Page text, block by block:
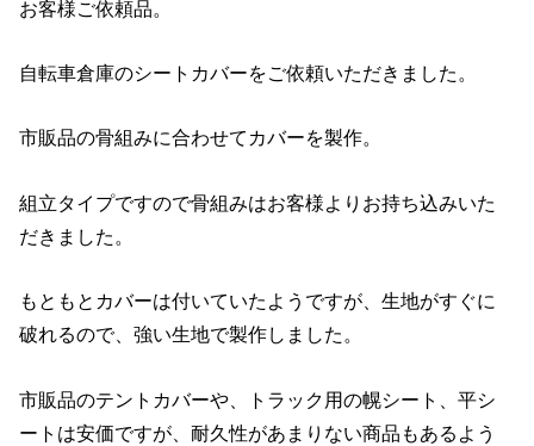
お客様ご依頼品。
自転車倉庫のシートカバーをご依頼いただきました。
市販品の骨組みに合わせてカバーを製作。
組立タイプですので骨組みはお客様よりお持ち込みいた
だきました。
もともとカバーは付いていたようですが、生地がすぐに
破れるので、強い生地で製作しました。
市販品のテントカバーや、トラック用の幌シート、平シ
ートは安価ですが、耐久性があまりない商品もあるよう